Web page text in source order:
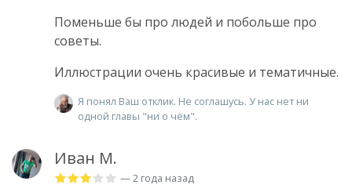
Поменьше бы про людей и побольше про
советы.
Иллюстрации очень красивые и тематичные.
Я понял Ваш отклик. Не соглашусь. У нас нет ни
одной главы "ни о чём".
Иван М.
— 2 года назад